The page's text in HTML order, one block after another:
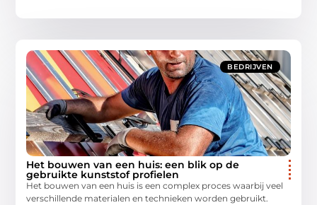
BEDRIJVEN
Het bouwen van een huis: een blik op de
gebruikte kunststof profielen
Het bouwen van een huis is een complex proces waarbij veel
verschillende materialen en technieken worden gebruikt.